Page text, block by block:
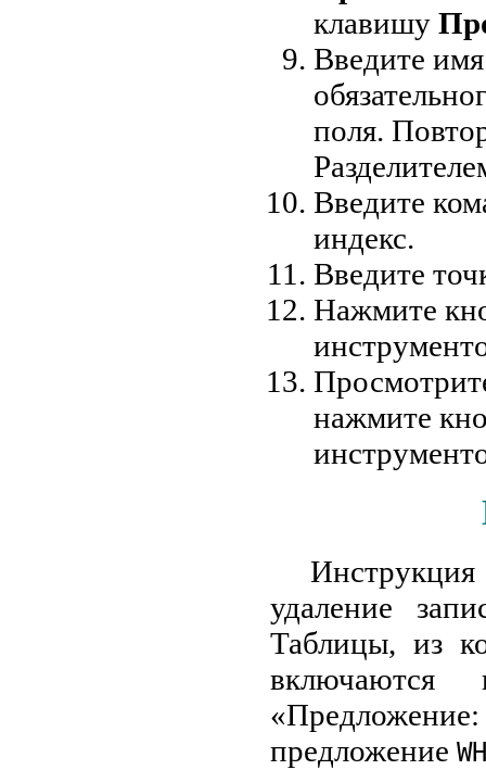
клавишу
Введите
поля.
Введите
индекс.
Введите
Нажмите
нажмите
удаление
Таблицы, из
предложение